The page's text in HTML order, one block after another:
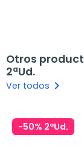
Otros
2ªUd.
Ver todos keyboard_arrow_right
-50% 2ªUd.